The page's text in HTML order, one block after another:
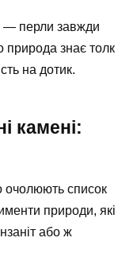
— перли завжди
природа знає толк
на дотик.
камені:
очолюють список
природи, які
або ж